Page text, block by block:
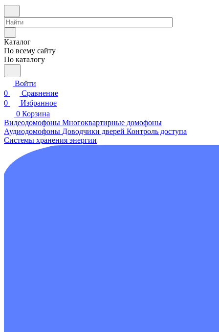
Каталог
По всему сайту
По каталогу
Войти
0
Сравнение
0
Избранное
0 Корзина
Видеодомофоны Многоквартирные домофоны
Аудиодомофоны Доводчики дверей Контроль доступа
Системы хранения энергии